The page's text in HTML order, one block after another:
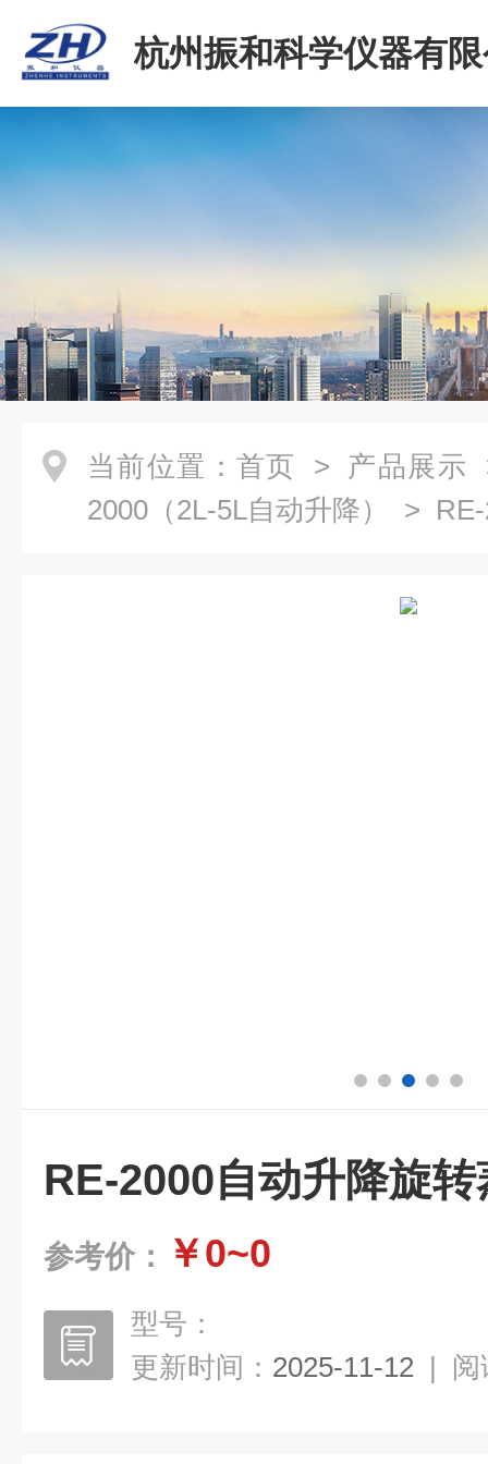
杭州振和科学仪器有
当前位置： 首页 > 产品展示
2000（2L-5L自动升降）
> RE-
RE-2000自动升降旋
参考价： ￥0~0
型号：
更新时间： 2025-11-12 | 阅